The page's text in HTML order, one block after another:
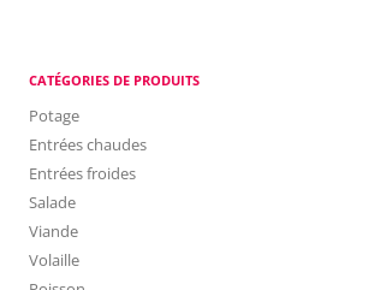
CATÉGORIES DE PRODUITS
Potage
Entrées chaudes
Entrées froides
Salade
Viande
Volaille